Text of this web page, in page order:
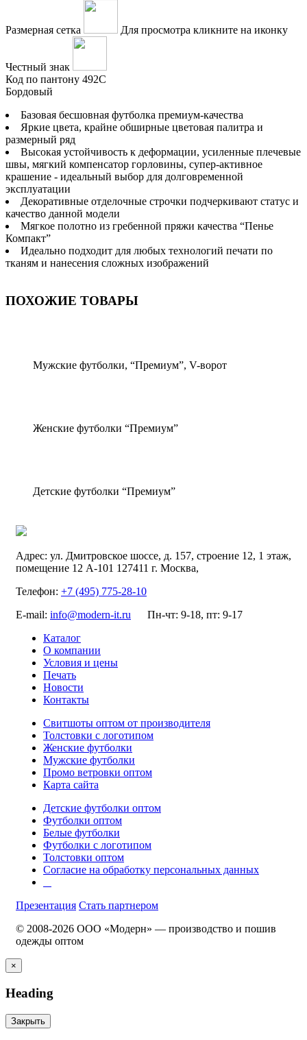
Размерная сетка Для просмотра кликните на иконку
Честный знак
Код по пантону 492С
Бордовый
Базовая бесшовная футболка премиум-качества
Яркие цвета, крайне обширные цветовая палитра и
размерный ряд
Высокая устойчивость к деформации, усиленные плечевые
швы, мягкий компенсатор горловины, супер-активное
крашение - идеальный выбор для долговременной
эксплуатации
Декоративные отделочные строчки подчеркивают статус и
качество данной модели
Мягкое полотно из гребенной пряжи качества “Пенье
Компакт”
Идеально подходит для любых технологий печати по
тканям и нанесения сложных изображений
ПОХОЖИЕ ТОВАРЫ
Мужские футболки, “Премиум”, V-ворот
Женские футболки “Премиум”
Детские футболки “Премиум”
Адрес: ул. Дмитровское шоссе, д. 157, строение 12, 1 этаж,
помещение 12 А-101 127411 г. Москва,
Телефон: +7 (495) 775-28-10
E-mail: info@modern-it.ru
Пн-чт: 9-18, пт: 9-17
Каталог
О компании
Условия и цены
Печать
Новости
Контакты
Свитшоты оптом от производителя
Толстовки с логотипом
Женские футболки
Мужские футболки
Промо ветровки оптом
Карта сайта
Детские футболки оптом
Футболки оптом
Белые футболки
Футболки с логотипом
Толстовки оптом
Согласие на обработку персональных данных
Презентация Стать партнером
© 2008-2026 ООО «Модерн» — производство и пошив
одежды оптом
×
Heading
Закрыть